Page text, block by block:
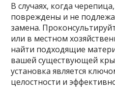
В случаях, когда
повреждены и не
замена.
или в местном
найти подходящие
вашей существующей
установка является
целостности и